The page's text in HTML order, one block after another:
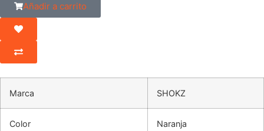
Añadir a carrito
Marca SHOKZ
Color Naranja